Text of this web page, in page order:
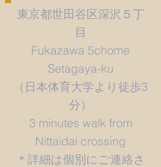
東京都世田谷区深沢５丁
目
Fukazawa 5chome
Setagaya-ku
​（日本体育大学より徒歩3
分）
3 minutes walk from
Nittaidai crossing
＊詳細は個別にご連絡さ